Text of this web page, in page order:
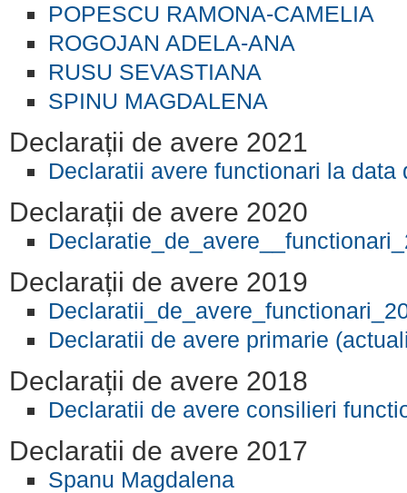
POPESCU RAMONA-CAMELIA
ROGOJAN ADELA-ANA
RUSU SEVASTIANA
SPINU MAGDALENA
Declarații de avere 2021
Declaratii avere functionari la data
Declarații de avere 2020
Declarații de avere 2019
Declaratii de avere primarie
Declarații de avere 2018
Declaratii de avere consilieri
Declaratii de avere 2017
Spanu Magdalena